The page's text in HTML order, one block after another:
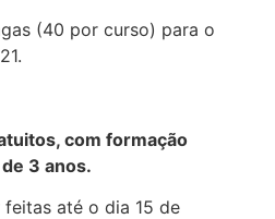
(40 por curso) para o
com formação
3 anos.
até o dia 15 de